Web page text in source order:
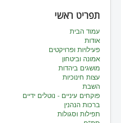
תפריט ראשי
עמוד הבית
אודות
פעילויות ופרויקטים
אמונה וביטחון
מושגים ביהדות
עצות חינוכיות
השבת
פוקחים עיניים - נוטלים ידיים
ברכות הנהנין
תפילות וסגולות